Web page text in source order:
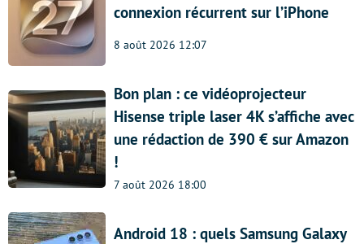
connexion récurrent sur l’iPhone
8 août 2026 12:07
Bon plan : ce vidéoprojecteur
Hisense triple laser 4K s’affiche avec
une rédaction de 390 € sur Amazon
!
7 août 2026 18:00
Android 18 : quels Samsung Galaxy